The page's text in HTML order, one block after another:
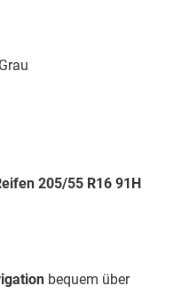
205/55 R16 91H
bequem über